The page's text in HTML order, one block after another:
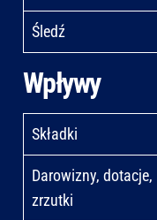
Śledź
Wpływy
Składki
Darowizny, dotacje,
zrzutki